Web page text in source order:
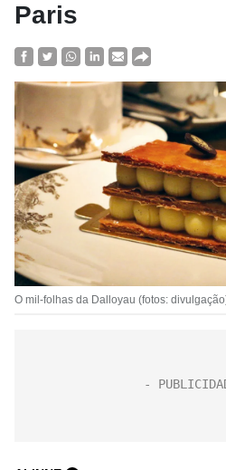
Paris
O mil-folhas da Dalloyau (fotos: